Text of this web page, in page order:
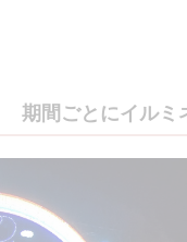
期間ごとにイルミ